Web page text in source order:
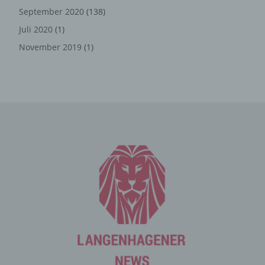
September 2020 (138)
Juli 2020 (1)
November 2019 (1)
Mittels eines Cookies können die Informationen und
Benutzers optimiert werden. Cookies ermöglichen uns,
dem Computersystem des Benutzers abgelegten Cookie
übernommen wird. Ein weiteres Beispiel ist das Cookie
eines Warenkorbes im Online-Shop. Der Online-Shop
merkt sich die Artikel, die ein Kunde in den virtuellen
Warenkorb gelegt hat, über ein Cookie.
Die betroffene Person kann die Setzung von Cookies
durch unsere Internetseite jederzeit mittels einer